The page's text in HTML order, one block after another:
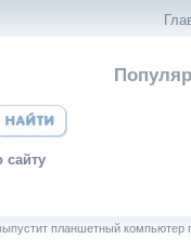
сайту
планшетный компьютер